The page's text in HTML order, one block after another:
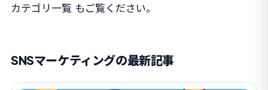
カテゴリ一覧 もご覧ください。
SNSマーケティングの最新記事